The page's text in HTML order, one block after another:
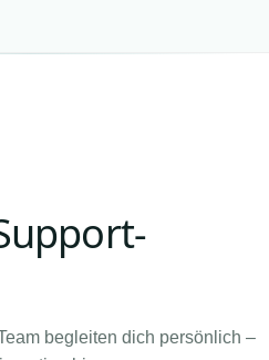
begleiten dich persönlich –